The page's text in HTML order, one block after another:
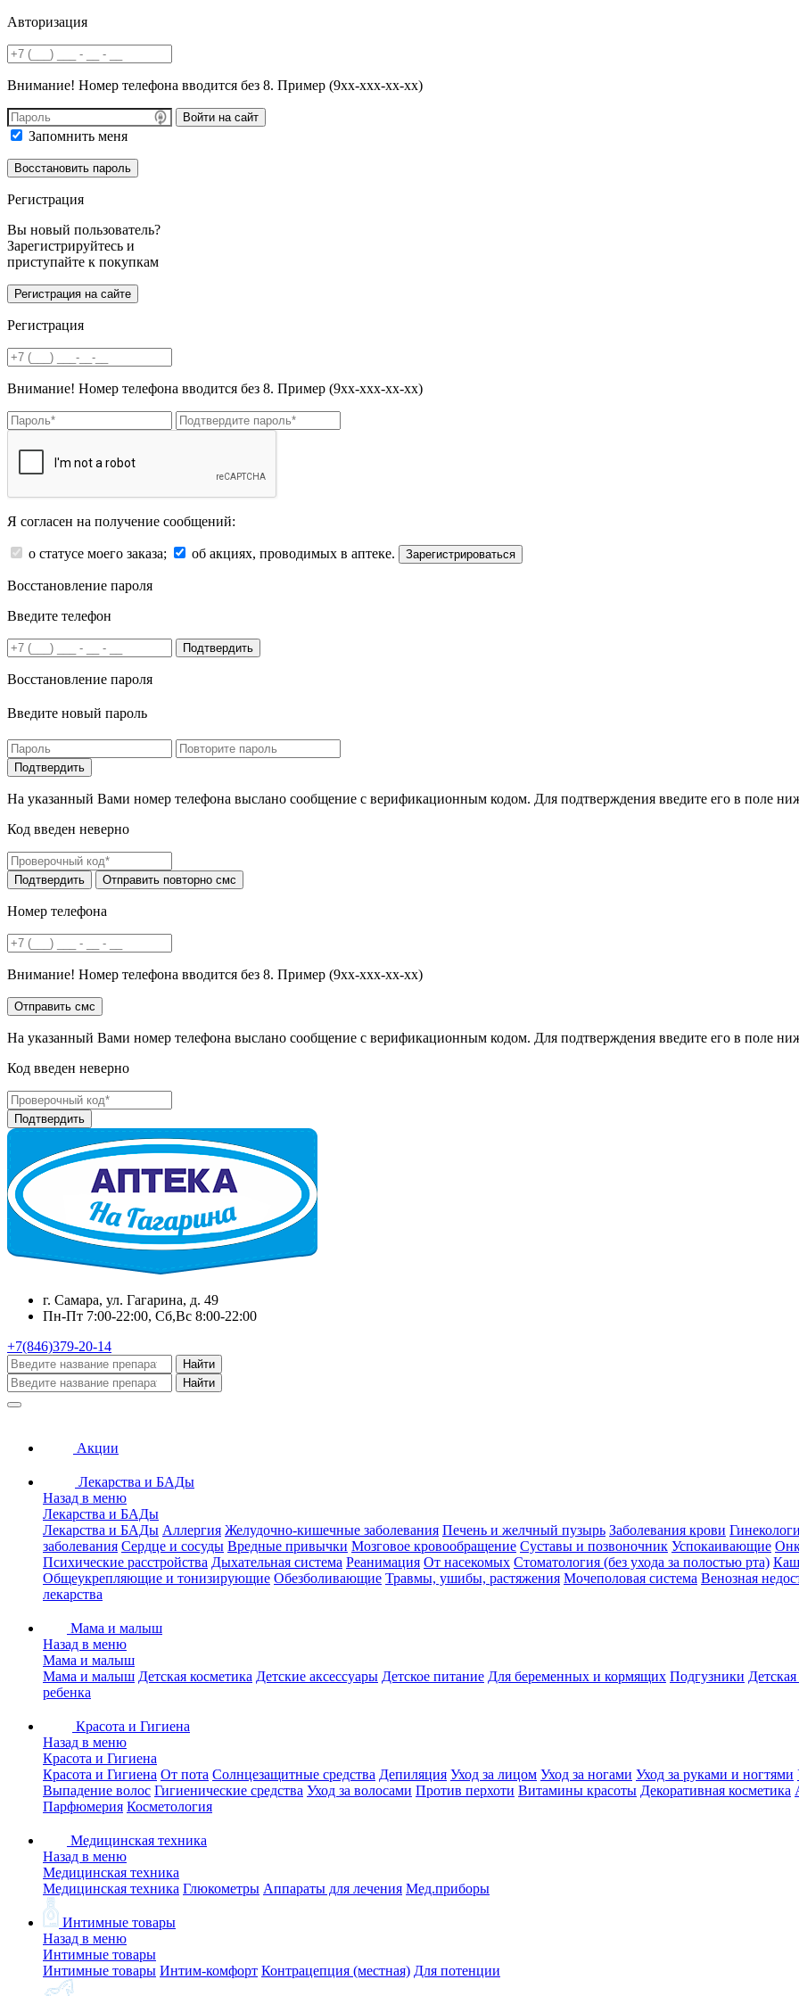
Авторизация
Внимание! Номер телефона вводится без 8. Пример (9хх-ххх-хх-хх)
Войти на сайт
Запомнить меня
Регистрация
Вы новый пользователь?
Зарегистрируйтесь и
приступайте к покупкам
Регистрация
Внимание! Номер телефона вводится без 8. Пример (9хх-ххх-хх-хх)
Я согласен на получение сообщений:
о статусе моего заказа; об акциях, проводимых в аптеке. Зарегистрироваться
Восстановление пароля
Введите телефон
Подтвердить
Восстановление пароля
Введите новый пароль
На указанный Вами номер телефона выслано сообщение с верификационным кодом. Для подтверждения введите его в поле
Код введен неверно
Номер телефона
Внимание! Номер телефона вводится без 8. Пример (9хх-ххх-хх-хх)
На указанный Вами номер телефона выслано сообщение с верификационным кодом. Для подтверждения введите его в поле
Код введен неверно
г. Самара, ул. Гагарина, д. 49
Пн-Пт 7:00-22:00, Сб,Вс 8:00-22:00
+7(846)379-20-14
Найти
Найти
Акции
Лекарства и БАДы
Назад в меню
Лекарства и БАДы
Лекарства и БАДы Аллергия Желудочно-кишечные заболевания Печень и желчный пузырь Заболевания крови
заболевания Сердце и сосуды Вредные привычки Мозговое кровообращение Суставы и позвоночник Успокаивающие
Психические расстройства Дыхательная система Реанимация От насекомых Стоматология (без ухода за полостью рта)
Общеукрепляющие и тонизирующие Обезболивающие Травмы, ушибы, растяжения Мочеполовая система Венозная
лекарства
Мама и малыш
Назад в меню
Мама и малыш
Мама и малыш Детская косметика Детские аксессуары Детское питание Для беременных и кормящих Подгузники
ребенка
Красота и Гигиена
Назад в меню
Красота и Гигиена
Красота и Гигиена От пота Солнцезащитные средства Депиляция Уход за лицом Уход за ногами Уход за руками и ногтями
Выпадение волос Гигиенические средства Уход за волосами Против перхоти Витамины красоты Декоративная косметика
Парфюмерия Косметология
Медицинская техника
Назад в меню
Медицинская техника
Медицинская техника Глюкометры Аппараты для лечения Мед.приборы
Интимные товары
Назад в меню
Интимные товары
Интимные товары Интим-комфорт Контрацепция (местная) Для потенции